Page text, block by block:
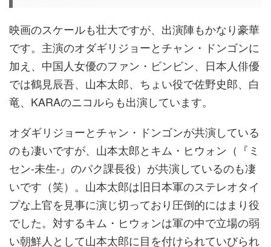
映画のスケールも壮大ですが、出演陣もかなり豪華
です。主演のオダギリジョーとチャン・ドンゴンに
加え、中国人女優のファン・ビンビン、日本人俳優
では鶴見辰吾、山本太郎、ちょい役で佐野史郎、白
竜、KARAのニコルらも出演しています。
オダギリジョーとチャン・ドンゴンが共演している
のも凄いですが、山本太郎とキム・ヒウォン（『ミ
セン-未生-』のパク課長役）が共演しているのも凄
いです（笑）。山本太郎は旧日本軍のステレオタイ
プな上官を見事に演じ切っており圧倒的にはまり役
でした。対するキム・ヒウォンは軍の中で立場の弱
い朝鮮人として山本太郎に目を付けられていびられ